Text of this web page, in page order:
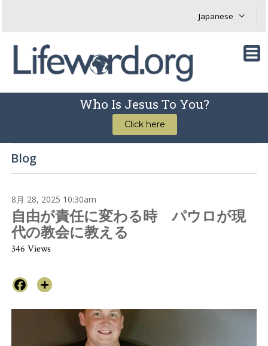
Who Is Jesus To You?
Click here
Blog
8月 28, 2025 10:30am
自由が責任に変わる時 パウロが現
代の教会に教える
346 Views